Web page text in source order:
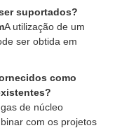
suportados?
A utilização de um
ser obtida em
como
de núcleo
com os projetos